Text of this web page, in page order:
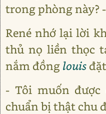
trong phòng này?
René nhớ lại lời
thủ nọ liền thọc
nắm đồng louis
- Tôi muốn
chuẩn bị thật chu